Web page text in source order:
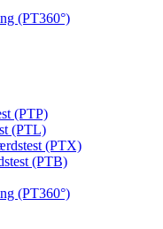
(PT360°)
(PTP)
(PTL)
(PTX)
(PTB)
(PT360°)